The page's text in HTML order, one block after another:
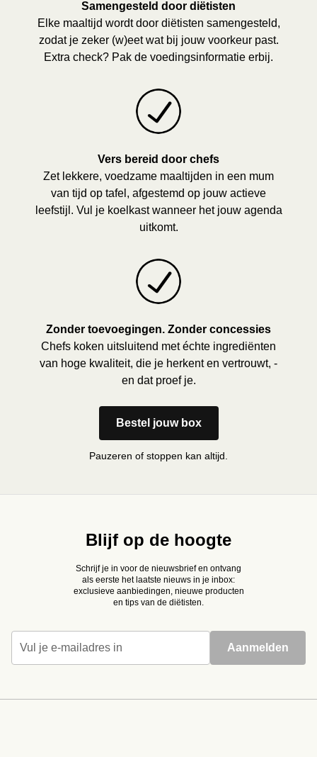
Samengesteld door diëtisten
Elke maaltijd wordt door diëtisten samengesteld,
zodat je zeker (w)eet wat bij jouw voorkeur past.
Extra check? Pak de voedingsinformatie erbij.
Vers bereid door chefs
Zet lekkere, voedzame maaltijden in een mum
van tijd op tafel, afgestemd op jouw actieve
leefstijl. Vul je koelkast wanneer het jouw agenda
uitkomt.
Zonder toevoegingen. Zonder concessies
Chefs koken uitsluitend met échte ingrediënten
van hoge kwaliteit, die je herkent en vertrouwt, -
en dat proef je.
Bestel jouw box
Pauzeren of stoppen kan altijd.
Blijf op de hoogte
Schrijf je in voor de nieuwsbrief en ontvang
als eerste het laatste nieuws in je inbox:
exclusieve aanbiedingen, nieuwe producten
en tips van de diëtisten.
Vul je e-mailadres in Aanmelden